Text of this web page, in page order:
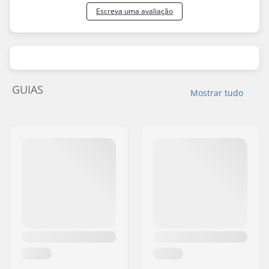
Escreva uma avaliação
Mostrar tudo
GUIAS